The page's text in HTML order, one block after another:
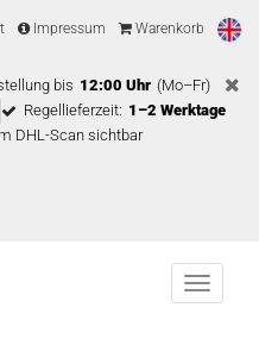
Impressum Warenkorb
bis 12:00 Uhr (Mo–Fr)
Regellieferzeit: 1–2 Werktage
DHL-Scan sichtbar
Menu